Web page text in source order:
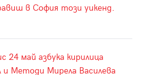
в София този уикенд.
24 май азбука кирилица
и Методи Мирела Василева